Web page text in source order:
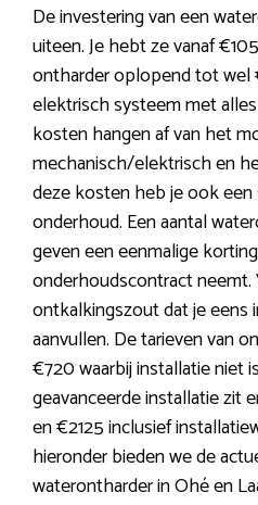
De investering van een
uiteen. Je hebt ze vanaf
ontharder oplopend tot wel
elektrisch systeem met
kosten hangen af van het
mechanisch/elektrisch en
deze kosten heb je ook
onderhoud. Een aantal
geven een eenmalige
onderhoudscontract neemt.
ontkalkingszout dat je eens
aanvullen. De tarieven van
€720 waarbij installatie niet
geavanceerde installatie zit
en €2125 inclusief
hieronder bieden we de
waterontharder in Ohé en